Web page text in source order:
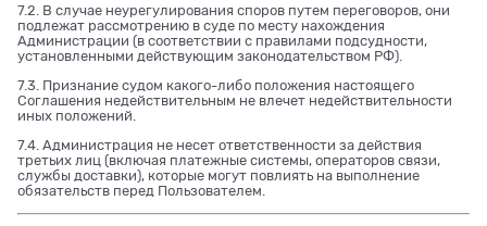
7.2. В случае неурегулирования споров путем переговоров, они
подлежат рассмотрению в суде по месту нахождения
Администрации (в соответствии с правилами подсудности,
установленными действующим законодательством РФ).
7.3. Признание судом какого-либо положения настоящего
Соглашения недействительным не влечет недействительности
иных положений.
7.4. Администрация не несет ответственности за действия
третьих лиц (включая платежные системы, операторов связи,
службы доставки), которые могут повлиять на выполнение
обязательств перед Пользователем.